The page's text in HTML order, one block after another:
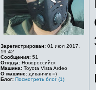
Зарегистрирован: 01 июл 2017,
19:42
Сообщения: 51
Откуда: Новороссийск
Машина: Toyota Vista Ardeo
О машине: диванчик =)
Блог: Посмотреть блог (1)